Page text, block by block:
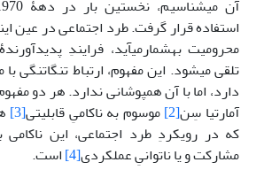
استفاده قرار گرفت. طرد اجتماعی در عین
محرومیت به­شمارمی­آید، فرایندِ
تلقی می­شود. این مفهوم، ارتباط تنگاتنگی
دارد، اما با آن هم­پوشانی ندارد. هر دو
آمارتیا سِن[2] موسوم به ناکامیِ قابلیتی[3]
که در رویکردِ طرد اجتماعی، این ناکامی
مشارکت و یا ناتوانیِ عملکردی[4] است.